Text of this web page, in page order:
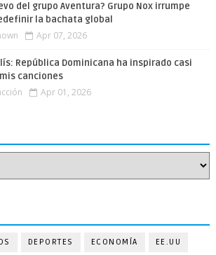
del grupo Aventura? Grupo Nox irrumpe
la bachata global
Apr 07, 2026
República Dominicana ha inspirado casi
canciones
Apr 01, 2026
DEPORTES ECONOMÍA EE.UU